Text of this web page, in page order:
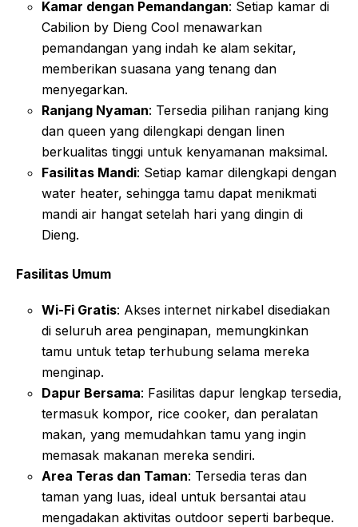
Kamar dengan Pemandangan: Setiap kamar di
Cabilion by Dieng Cool menawarkan
pemandangan yang indah ke alam sekitar,
memberikan suasana yang tenang dan
menyegarkan.
Ranjang Nyaman: Tersedia pilihan ranjang king
dan queen yang dilengkapi dengan linen
berkualitas tinggi untuk kenyamanan maksimal.
Fasilitas Mandi: Setiap kamar dilengkapi dengan
water heater, sehingga tamu dapat menikmati
mandi air hangat setelah hari yang dingin di
Dieng.
Fasilitas Umum
Wi-Fi Gratis: Akses internet nirkabel disediakan
di seluruh area penginapan, memungkinkan
tamu untuk tetap terhubung selama mereka
menginap.
Dapur Bersama: Fasilitas dapur lengkap tersedia,
termasuk kompor, rice cooker, dan peralatan
makan, yang memudahkan tamu yang ingin
memasak makanan mereka sendiri.
Area Teras dan Taman: Tersedia teras dan
taman yang luas, ideal untuk bersantai atau
mengadakan aktivitas outdoor seperti barbeque.